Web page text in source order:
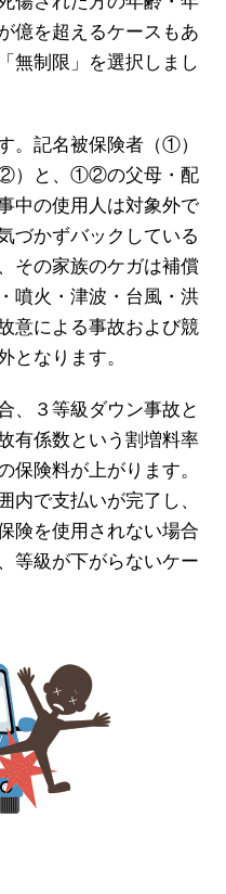
億を超えるケースもあ
無制限」を選択しまし
。記名被保険者（①）
②）と、①②の父母・配
中の使用人は対象外で
づかずバックしている
その家族のケガは補償
噴火・津波・台風・洪
意による事故および競
となります。
、３等級ダウン事故と
有係数という割増料率
保険料が上がります。
内で支払いが完了し、
険を使用されない場合
等級が下がらないケー